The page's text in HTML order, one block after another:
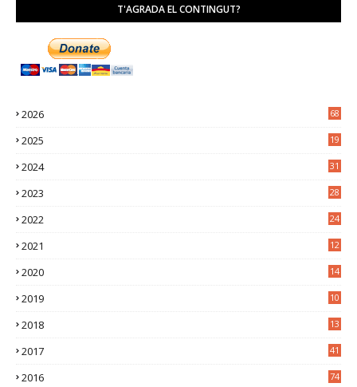
T'AGRADA EL CONTINGUT?
2026 68
2025
19
2024
31
2023
28
2022
24
2021
12
2020
14
2019
10
2018
13
2017 41
2016 74